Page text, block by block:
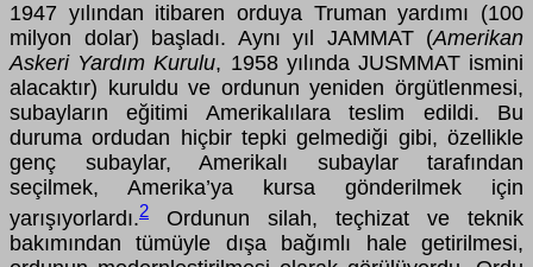
1947 yılından itibaren orduya Truman yardımı (100
milyon dolar) başladı. Aynı yıl JAMMAT (Amerikan
Askeri Yardım Kurulu, 1958 yılında JUSMMAT ismini
alacaktır) kuruldu ve ordunun yeniden örgütlenmesi,
subayların eğitimi Amerikalılara teslim edildi. Bu
duruma ordudan hiçbir tepki gelmediği gibi, özellikle
genç subaylar, Amerikalı subaylar tarafından
seçilmek, Amerika’ya kursa gönderilmek için
yarışıyorlardı.2 Ordunun silah, teçhizat ve teknik
bakımından tümüyle dışa bağımlı hale getirilmesi,